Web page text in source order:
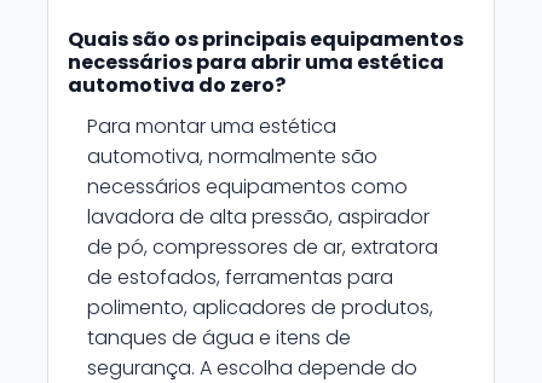
Quais são os principais equipamentos
necessários para abrir uma estética
automotiva do zero?
Para montar uma estética
automotiva, normalmente são
necessários equipamentos como
lavadora de alta pressão, aspirador
de pó, compressores de ar, extratora
de estofados, ferramentas para
polimento, aplicadores de produtos,
tanques de água e itens de
segurança. A escolha depende do